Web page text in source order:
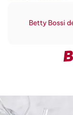
Betty Bossi